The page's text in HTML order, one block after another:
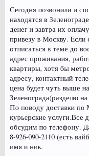
Сегодня позвонили и
находятся в
денег и завтра их
привезу в Москву.
отписаться в теме до
адрес проживания,
квартиры, хотя бы
адресу, контактный
цена будет чуть выше
Зеленограда(разделю на
По поводу доставки по
курьерские услуги.Все
обсудим по телефону.
8-926-090-2110 (есть
имя и ник.